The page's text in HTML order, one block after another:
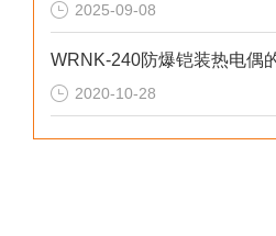
2025-09-08
2020-10-28